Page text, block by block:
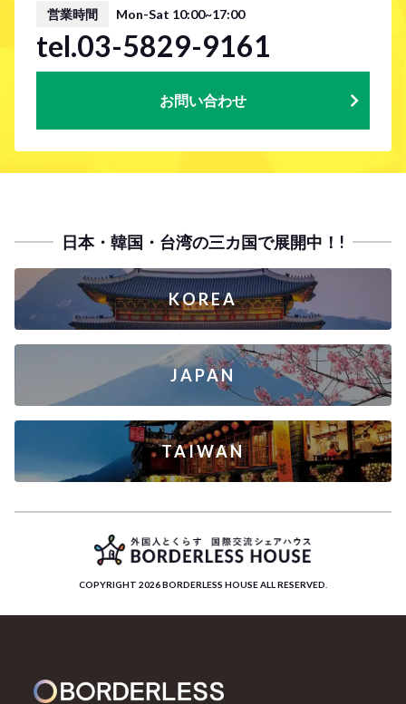
営業時間 Mon-Sat 10:00~17:00
tel.03-5829-9161
お問い合わせ
日本・韓国・台湾の三カ国で展開中！!
KOREA
JAPAN
TAIWAN
COPYRIGHT 2026 BORDERLESS HOUSE ALL RESERVED.